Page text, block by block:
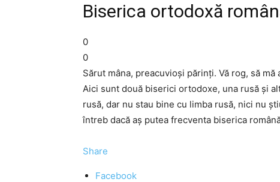
Biserica ortodoxă
0
0
Sărut mâna, preacuvioşi părinţi. Vă rog, să
Aici sunt două biserici ortodoxe, una rusă şi
rusă, dar nu stau bine cu limba rusă, nici nu
întreb dacă aş putea frecventa biserica
Share
Facebook